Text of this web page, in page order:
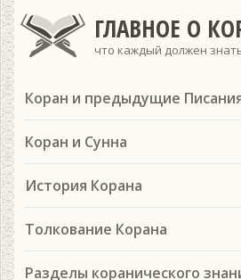
ГЛАВНОЕ О
что каждый должен
Коран и предыдущие
Коран и Сунна
История Корана
Толкование Корана
Разделы коранического